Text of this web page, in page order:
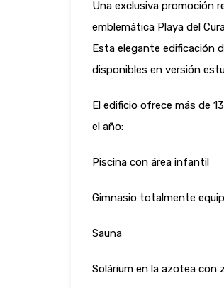
Una exclusiva promoción
emblemática Playa del
Esta elegante edificación
disponibles en versión
El edificio ofrece más de
el año:
Piscina con área infantil
Gimnasio totalmente
Sauna
Solárium en la azotea con